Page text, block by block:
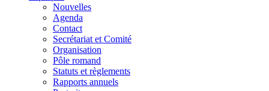
Nouvelles
Agenda
Contact
Secrétariat et Comité
Organisation
Pôle romand
Statuts et règlements
Rapports annuels